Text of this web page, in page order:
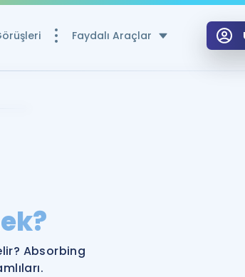
Faydalı Araçlar
ve YÖKDİL Puan Hesaplama Aracı
YÖKDİL'e Hazırlananlar için Öneriler
Remzi Hoca ile seni sınava hazırlayacak
Absorbing